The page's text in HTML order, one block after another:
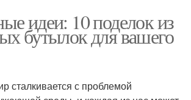
идеи: 10 поделок из
бутылок для вашего
сталкивается с проблемой